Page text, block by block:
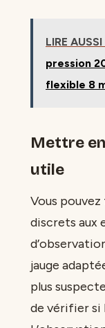
LIRE AUSSI
pression
flexible 8
Mettre
utile
Vous
discrets aux
jauge
plus
de vérifier si